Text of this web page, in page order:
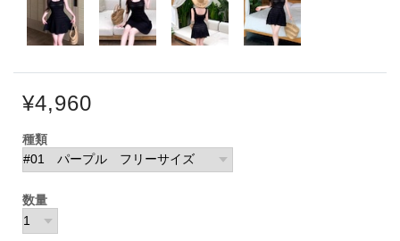
¥4,960
種類
数量